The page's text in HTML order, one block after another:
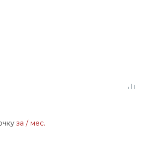
за / мес.